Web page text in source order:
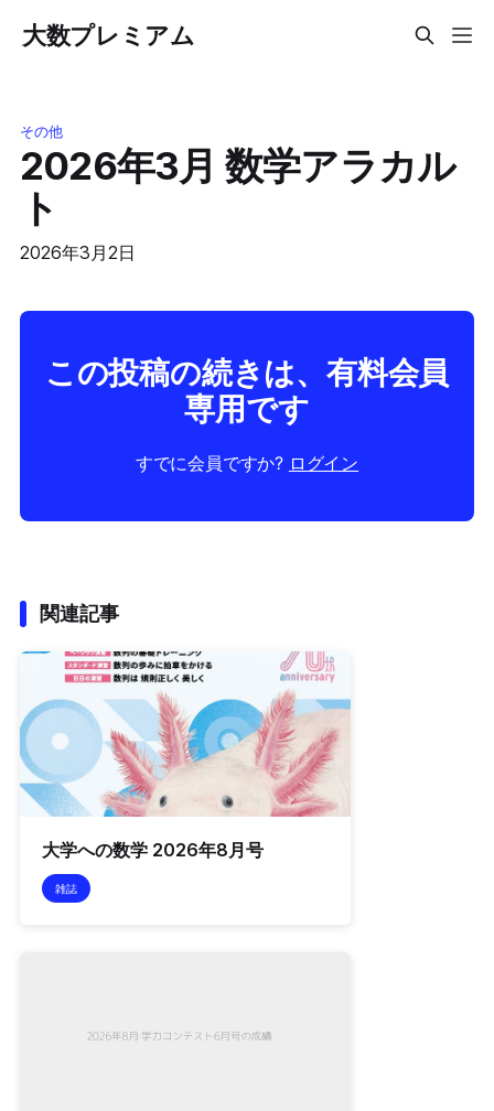
大数プレミアム
その他
2026年3月 数学アラカル
ト
2026年3月2日
この投稿の続きは、有料会員
専用です
すでに会員ですか? ログイン
関連記事
大学への数学 2026年8月号
雑誌